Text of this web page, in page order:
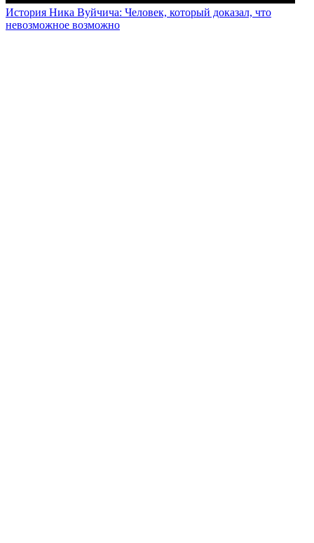
История Ника Вуйчича: Человек, который доказал, что
невозможное возможно